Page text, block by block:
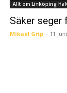
Allt om Linköping
Säker seger
Mikael Grip - 11